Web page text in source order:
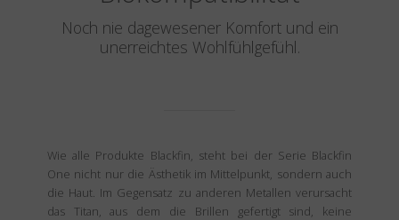
Noch nie dagewesener Komfort und ein
unerreichtes Wohlfühlgefühl.
Wie alle Produkte Blackfin, steht bei der Serie Blackfin
One nicht nur die Ästhetik im Mittelpunkt, sondern auch
die Haut. Im Gegensatz zu anderen Metallen verursacht
das Titan, aus dem die Brillen gefertigt sind, keine